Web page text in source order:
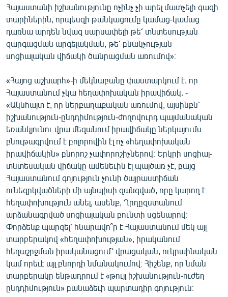
Русский
ՀԵՏԵՎԵՔ ՄԵԶ
«Ազատության» բոլոր կայքերը
Հայաստանի իշխանությունը ոչինչ չի արել մատչելի գազի
տարիներին, որպեսզի թանկացումը կամաց-կամաց
դառնա արդեն նվազ սարսափելի թե՛ տնտեսության
զարգացման արգելակման, թե՛ բնակչության
սոցիալական վիճակի ծանրացման առումով»։
«Հայոց աշխարհ»-ի մեկնաբանը փաստարկում է, որ
Հայաստանում չկա հեղափոխական իրավիճակ. -
«Ակնհայտ է, որ ներքաղաքական առումով, այսինքն՝
իշխանություն-ընդդիմություն-ժողովուրդ պայմանական
եռանկյունու վրա մեզանում իրավիճակը ներկայումս
բնութագրվում է բոլորովին էլ ոչ «հեղափոխական
իրավիճակին» բնորոշ չափորոշիչներով։ Երկրի սոցիալ-
տնտեսական վիճակը ամենեւին էլ պայծառ չէ, բայց
Հայաստանում գոյություն չունի ծայրաստիճան
ունեզրկվածների մի այնպիսի զանգված, որը կարող է
հեղափոխություն անել, ասենք, Ղրղըզստանում
արձանագրված սոցիալական բունտի սցենարով։
Փորձենք պարզել՝ հնարավո՞ր է Հայաստանում մեկ այլ
տարբերակով «հեղափոխության», իրականում
հեղաշրջման իրականացում՝ վրացական, ուկրաինական
կամ որեւէ այլ բնորդի նմանակումով։ Հիշենք, որ նման
տարբերակը ենթադրում է «թույլ իշխանություն-ուժեղ
ընդդիմություն» բանաձեւի պարտադիր գոյություն։